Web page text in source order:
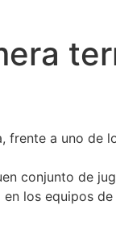
frente a uno de
conjunto de
los equipos